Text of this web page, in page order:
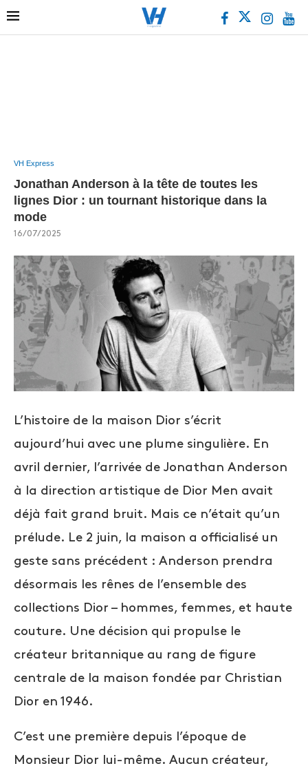
VH Express
Jonathan Anderson à la tête de toutes les
lignes Dior : un tournant historique dans la
mode
16/07/2025
L’histoire de la maison Dior s’écrit
aujourd’hui avec une plume singulière. En
avril dernier, l’arrivée de Jonathan Anderson
à la direction artistique de Dior Men avait
déjà fait grand bruit. Mais ce n’était qu’un
prélude. Le 2 juin, la maison a officialisé un
geste sans précédent : Anderson prendra
désormais les rênes de l’ensemble des
collections Dior – hommes, femmes, et haute
couture. Une décision qui propulse le
créateur britannique au rang de figure
centrale de la maison fondée par Christian
Dior en 1946.
C’est une première depuis l’époque de
Monsieur Dior lui-même. Aucun créateur,